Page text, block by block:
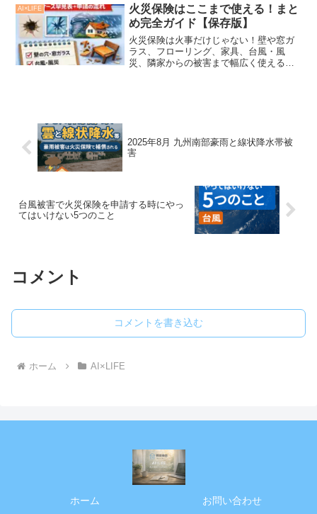
ど、実は多くの飼い主さんが経験してい
ます。そこで気になるの...
AI×LIFE
火災保険はここまで使える！まと
め完全ガイド【保存版】
火災保険は火事だけじゃない！壁や窓ガ
ラス、フローリング、家具、台風・風
災、隣家からの被害まで幅広く使える可
2025年8月 九州南部豪雨と線状降水帯被
害
台風被害で火災保険を申請する時にやっ
てはいけない5つのこと
コメント
コメントを書き込む
ホーム AI×LIFE
ホーム
お問い合わせ